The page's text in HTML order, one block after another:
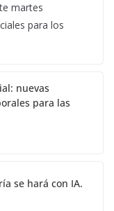
martes
para los
nuevas
para las
se hará con IA.